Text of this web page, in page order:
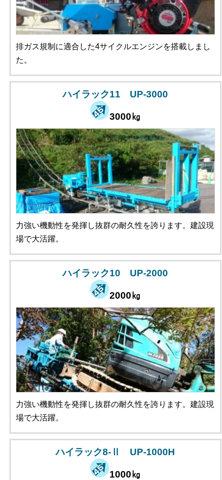
排ガス規制に適合した4サイクルエンジンを搭載しまし
た。
ハイラック11 UP-3000
3000㎏
力強い機動性を発揮し抜群の耐久性を誇ります。建設現
場で大活躍。
ハイラック10 UP-2000
2000㎏
力強い機動性を発揮し抜群の耐久性を誇ります。建設現
場で大活躍。
ハイラック8-Ⅱ UP-1000H
1000㎏